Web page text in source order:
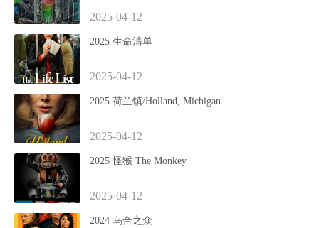
2025-04-12
2025 生命清单
2025-04-12
2025 荷兰镇/Holland, Michigan
2025-04-12
2025 怪猴 The Monkey
2025-04-12
2024 乌合之众